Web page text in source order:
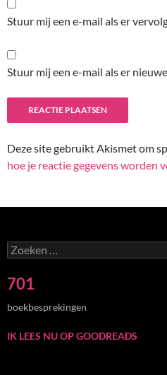
Stuur mij een e-mail als er
Stuur mij een e-mail als er
Deze site gebruikt Akismet om
hoe je reactie gegevens worden
Zoeken
naar:
701
boekbesprekingen
IK LEES NU OP GOODREADS